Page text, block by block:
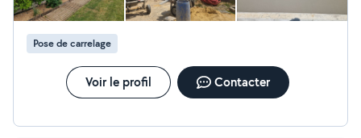
Pose de carrelage
Voir le profil Contacter